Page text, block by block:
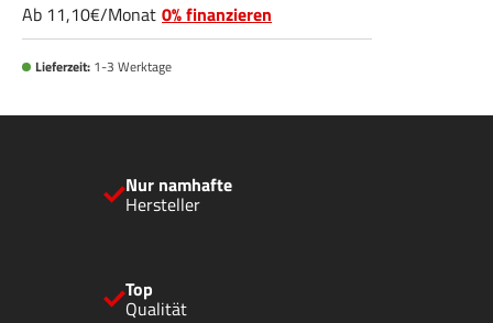
Ab 11,10 /Monat 0% finanzieren
Lieferzeit: 1-3 Werktage
Nur namhafte
Hersteller
Top
Qualität